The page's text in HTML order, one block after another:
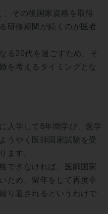
その後国家資格を取得
研修期間が続くのが医者
る20代を過ごすため、そ
を考えるタイミングとな
入学して6年間学び、医学
うやく医師国家試験を受
ます。
できなければ、医師国家
ため、留年をして再度卒
り返されるというわけで